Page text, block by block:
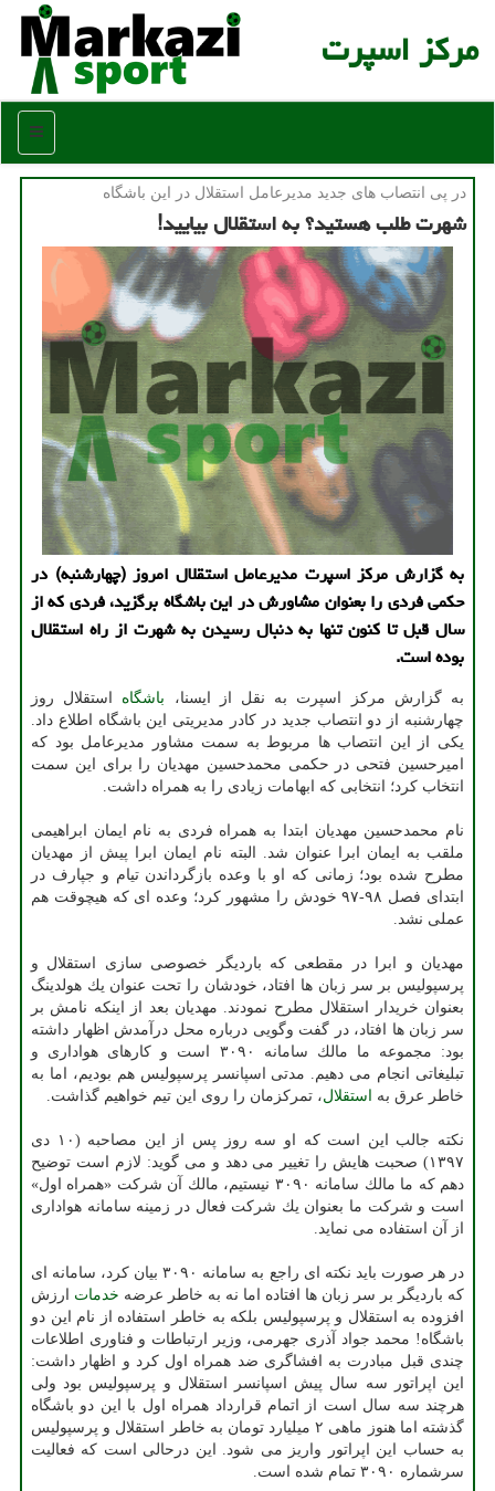
مركز اسپرت
منو
در پی انتصاب های جدید مدیرعامل استقلال در این باشگاه
شهرت طلب هستید؟ به استقلال بیایید!
به گزارش مركز اسپرت مدیرعامل استقلال امروز (چهارشنبه) در
حكمی فردی را بعنوان مشاورش در این باشگاه برگزید، فردی كه از
سال قبل تا كنون تنها به دنبال رسیدن به شهرت از راه استقلال
بوده است.
به گزارش مركز اسپرت به نقل از ایسنا، باشگاه استقلال روز
چهارشنبه از دو انتصاب جدید در كادر مدیریتی این باشگاه اطلاع داد.
یكی از این انتصاب ها مربوط به سمت مشاور مدیرعامل بود كه
امیرحسین فتحی در حكمی محمدحسین مهدیان را برای این سمت
انتخاب كرد؛ انتخابی كه ابهامات زیادی را به همراه داشت.
نام محمدحسین مهدیان ابتدا به همراه فردی به نام ایمان ابراهیمی
ملقب به ایمان ابرا عنوان شد. البته نام ایمان ابرا پیش از مهدیان
مطرح شده بود؛ زمانی كه او با وعده بازگرداندن تیام و جپارف در
ابتدای فصل ۹۸-۹۷ خودش را مشهور كرد؛ وعده ای كه هیچوقت هم
عملی نشد.
مهدیان و ابرا در مقطعی كه باردیگر خصوصی سازی استقلال و
پرسپولیس بر سر زبان ها افتاد، خودشان را تحت عنوان یك هولدینگ
بعنوان خریدار استقلال مطرح نمودند. مهدیان بعد از اینكه نامش بر
سر زبان ها افتاد، در گفت وگویی درباره محل درآمدش اظهار داشته
بود: مجموعه ما مالك سامانه ۳۰۹۰ است و كارهای هواداری و
تبلیغاتی انجام می دهیم. مدتی اسپانسر پرسپولیس هم بودیم، اما به
خاطر عرق به
استقلال، تمركزمان را روی این تیم خواهیم گذاشت.
نكته جالب این است كه او سه روز پس از این مصاحبه (۱۰ دی
۱۳۹۷) صحبت هایش را تغییر می دهد و می گوید: لازم است توضیح
دهم كه ما مالك سامانه ۳۰۹۰ نیستیم، مالك آن شركت «همراه اول»
است و شركت ما بعنوان یك شركت فعال در زمینه سامانه هواداری
از آن استفاده می نماید.
در هر صورت باید نكته ای راجع به سامانه ۳۰۹۰ بیان كرد، سامانه ای
كه باردیگر بر سر زبان ها افتاده اما نه به خاطر عرضه خدمات ارزش
افزوده به استقلال و پرسپولیس بلكه به خاطر استفاده از نام این دو
باشگاه! محمد جواد آذری جهرمی، وزیر ارتباطات و فناوری اطلاعات
چندی قبل مبادرت به افشاگری ضد همراه اول كرد و اظهار داشت:
این اپراتور سه سال پیش اسپانسر استقلال و پرسپولیس بود ولی
هرچند سه سال است از اتمام قرارداد همراه اول با این دو باشگاه
گذشته اما هنوز ماهی ۲ میلیارد تومان به خاطر استقلال و پرسپولیس
به حساب این اپراتور واریز می شود. این درحالی است كه فعالیت
سرشماره ۳۰۹۰ تمام شده است.